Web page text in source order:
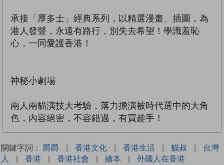
承接「厚多士」經典系列，以精選漫畫、插圖，為
港人發聲，永遠有路行，別失去希望！學識羞恥
心，一同愛護香港！
神秘小劇場
兩人兩貓演技大考驗，落力擔演被時代選中的大角
色，內容絕密，不容錯過，有買趁手！
關鍵字詞： 爵爵 | 香港文化 | 香港生活 | 貓叔 |
台灣
人
| 香港 | 香港社會 | 繪本 | 外國人在香港